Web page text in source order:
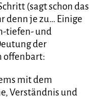
(sagt schon das
denn je zu… Einige
tiefen- und
der
offenbart:
mit dem
Verständnis und